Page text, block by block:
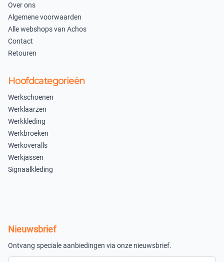
Over ons
Algemene voorwaarden
Alle webshops van Achos
Contact
Retouren
Hoofdcategorieën
Werkschoenen
Werklaarzen
Werkkleding
Werkbroeken
Werkoveralls
Werkjassen
Signaalkleding
Nieuwsbrief
Ontvang speciale aanbiedingen via onze nieuwsbrief.